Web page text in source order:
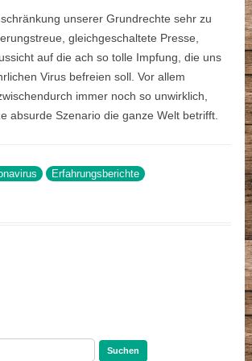
unserer Grundrechte sehr zu
gleichgeschaltete Presse,
auf die ach so tolle Impfung, die uns
Virus befreien soll. Vor allem
immer noch so unwirklich,
absurde Szenario die ganze Welt betrifft.
Erfahrungsberichte